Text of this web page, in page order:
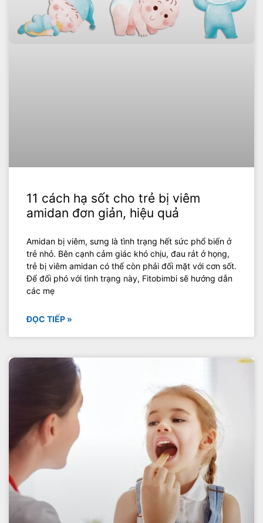
11 cách hạ sốt cho trẻ bị viêm
amidan đơn giản, hiệu quả
Amidan bị viêm, sưng là tình trạng hết sức phổ biến ở
trẻ nhỏ. Bên cạnh cảm giác khó chịu, đau rát ở họng,
trẻ bị viêm amidan có thể còn phải đối mặt với cơn sốt.
Để đối phó với tình trạng này, Fitobimbi sẽ hướng dẫn
các mẹ
ĐỌC TIẾP »